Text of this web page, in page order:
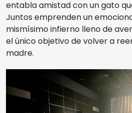
entabla amistad con un gato
Juntos emprenden un
mismísimo infierno lleno de
el único objetivo de volver a
madre.